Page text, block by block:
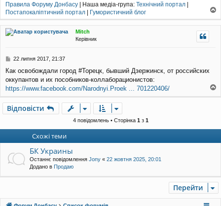
Правила Форуму Донбасу | Наша медіа-група: Технічний портал |
Постапокаліптичний портал | Гумористичний блог
о
г
Mitch
Керівник
П
в
і
д
м
л
22 липня 2017, 21:37
Как освобождали город #Торецк, бывший Дзержинск, от российских
оккупантов и их пособников-коллаборационистов:
https://www.facebook.com/Narodnyi.Proek ... 701220406/
Відповісти
4 повідомлень • Сторінка 1з 1
Схожі теми
БК Украины
Останнє повідомлення Jony « 22 жовтня 2025, 20:01
Додано в Продаю
Перейти